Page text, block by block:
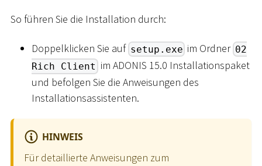
So führen Sie die Installation durch:
Doppelklicken Sie auf setup.exe im Ordner 02
Rich Client im ADONIS 15.0 Installationspaket
und befolgen Sie die Anweisungen des
Installationsassistenten.
HINWEIS
Für detaillierte Anweisungen zum